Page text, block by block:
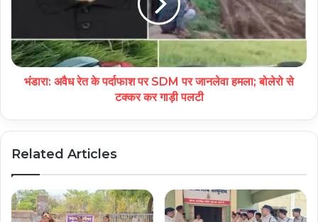
भंडारा: अवैध रेत के पर्दाफाश पर SDM पर जानलेवा हमला; बोलेरो से
टक्कर कर गाड़ी पलटी
Related Articles